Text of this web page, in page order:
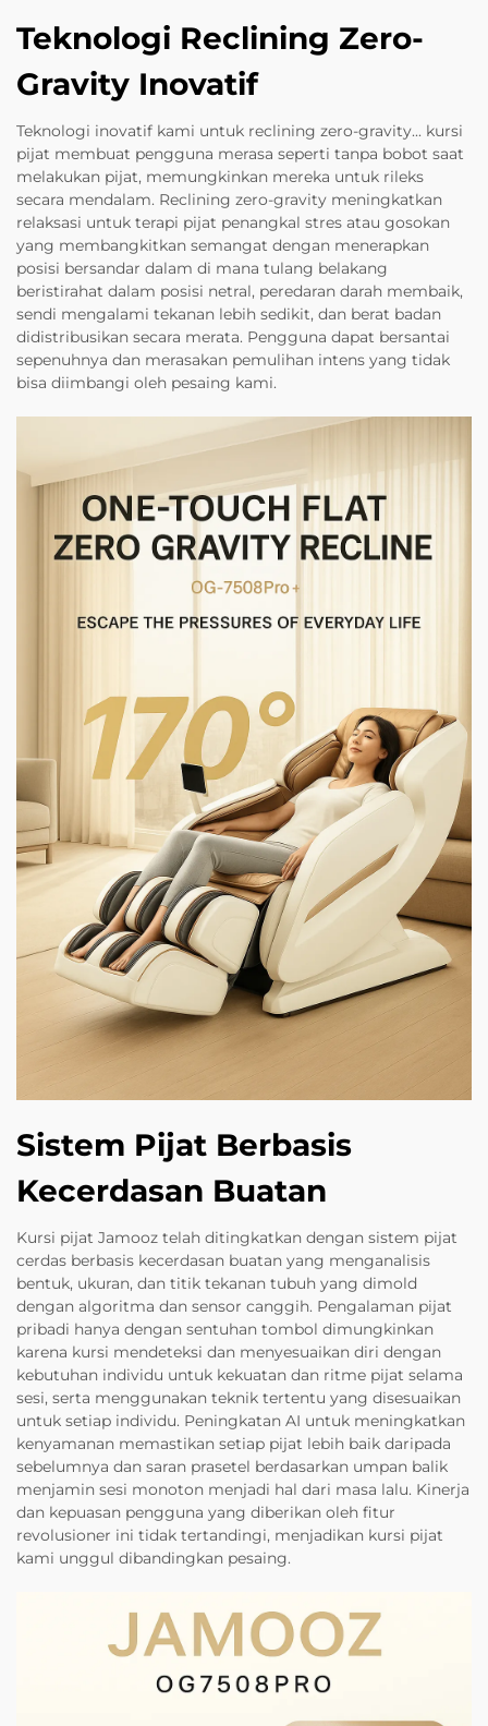
Teknologi Reclining Zero-
Gravity Inovatif
Teknologi inovatif kami untuk reclining zero-gravity... kursi
pijat membuat pengguna merasa seperti tanpa bobot saat
melakukan pijat, memungkinkan mereka untuk rileks
secara mendalam. Reclining zero-gravity meningkatkan
relaksasi untuk terapi pijat penangkal stres atau gosokan
yang membangkitkan semangat dengan menerapkan
posisi bersandar dalam di mana tulang belakang
beristirahat dalam posisi netral, peredaran darah membaik,
sendi mengalami tekanan lebih sedikit, dan berat badan
didistribusikan secara merata. Pengguna dapat bersantai
sepenuhnya dan merasakan pemulihan intens yang tidak
bisa diimbangi oleh pesaing kami.
Sistem Pijat Berbasis
Kecerdasan Buatan
Kursi pijat Jamooz telah ditingkatkan dengan sistem pijat
cerdas berbasis kecerdasan buatan yang menganalisis
bentuk, ukuran, dan titik tekanan tubuh yang dimold
dengan algoritma dan sensor canggih. Pengalaman pijat
pribadi hanya dengan sentuhan tombol dimungkinkan
karena kursi mendeteksi dan menyesuaikan diri dengan
kebutuhan individu untuk kekuatan dan ritme pijat selama
sesi, serta menggunakan teknik tertentu yang disesuaikan
untuk setiap individu. Peningkatan AI untuk meningkatkan
kenyamanan memastikan setiap pijat lebih baik daripada
sebelumnya dan saran prasetel berdasarkan umpan balik
menjamin sesi monoton menjadi hal dari masa lalu. Kinerja
dan kepuasan pengguna yang diberikan oleh fitur
revolusioner ini tidak tertandingi, menjadikan kursi pijat
kami unggul dibandingkan pesaing.